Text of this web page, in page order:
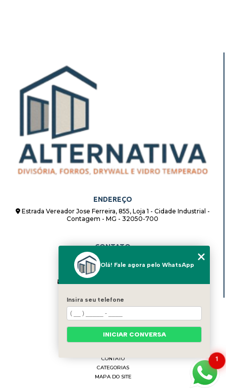
ENDEREÇO
Estrada Vereador Jose Ferreira, 855, Loja 1 - Cidade Industrial -
Contagem - MG - 32050-700
CONTATO
(31) 98862-8408
(31) 98862-8408
MENU
HOME
CONTATO
CATEGORIAS
MAPA DO SITE
1
Olá! Fale agora pelo WhatsApp
Insira seu telefone
INICIAR CONVERSA